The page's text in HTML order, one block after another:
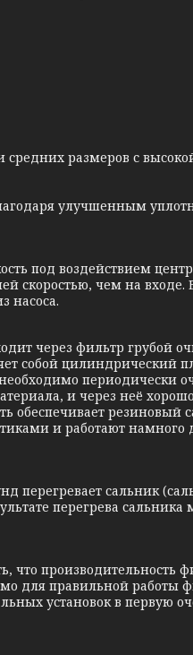
размеров с
улучшенным
под воздействием
чем на входе.
насоса.
через фильтр грубой
собой цилиндрический
периодически
и через неё
обеспечивает резиновый
и работают намного
сальник
перегрева
производительность
для правильной работы
установок в первую